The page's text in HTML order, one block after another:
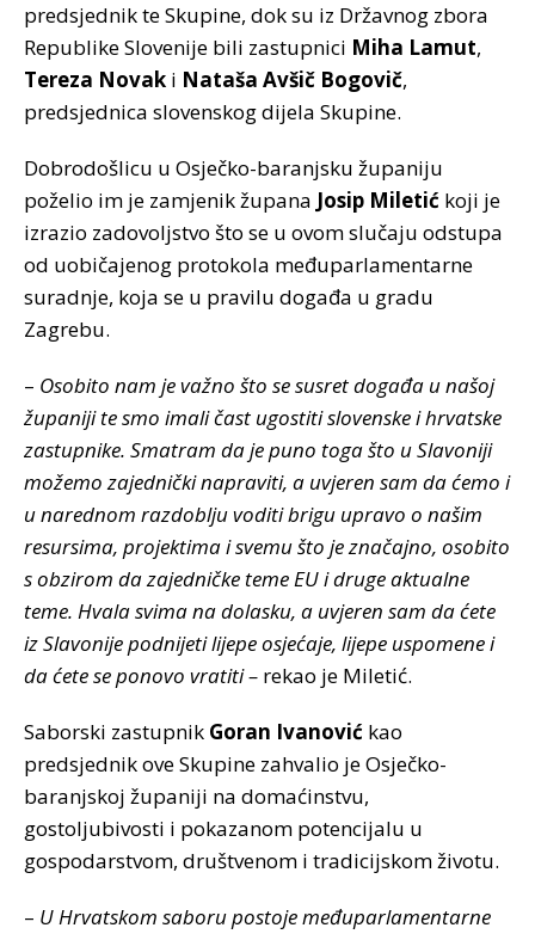
predsjednik te Skupine, dok su iz Državnog zbora
Republike Slovenije bili zastupnici Miha Lamut,
Tereza Novak i Nataša Avšič Bogovič,
predsjednica slovenskog dijela Skupine.
Dobrodošlicu u Osječko-baranjsku županiju
poželio im je zamjenik župana Josip Miletić koji je
izrazio zadovoljstvo što se u ovom slučaju odstupa
od uobičajenog protokola međuparlamentarne
suradnje, koja se u pravilu događa u gradu
Zagrebu.
– Osobito nam je važno što se susret događa u našoj
županiji te smo imali čast ugostiti slovenske i hrvatske
zastupnike. Smatram da je puno toga što u Slavoniji
možemo zajednički napraviti, a uvjeren sam da ćemo i
u narednom razdoblju voditi brigu upravo o našim
resursima, projektima i svemu što je značajno, osobito
s obzirom da zajedničke teme EU i druge aktualne
teme. Hvala svima na dolasku, a uvjeren sam da ćete
iz Slavonije podnijeti lijepe osjećaje, lijepe uspomene i
da ćete se ponovo vratiti – rekao je Miletić.
Saborski zastupnik Goran Ivanović kao
predsjednik ove Skupine zahvalio je Osječko-
baranjskoj županiji na domaćinstvu,
gostoljubivosti i pokazanom potencijalu u
gospodarstvom, društvenom i tradicijskom životu.
– U Hrvatskom saboru postoje međuparlamentarne